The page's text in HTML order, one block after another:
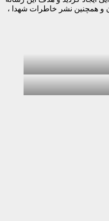
و همچنین نشر خاطرات شهدا ،